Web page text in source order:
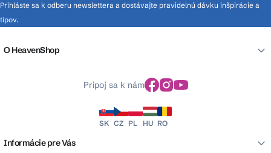
Prihláste sa k odberu newslettera a dostávajte pravidelnú dávku inšpirácie a
tipov.
O HeavenShop
Pripoj sa k nám
SK CZ PL HU RO
Informácie pre Vás